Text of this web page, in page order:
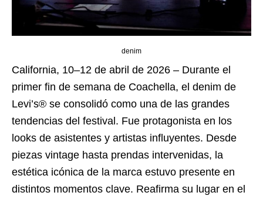
denim
California, 10–12 de abril de 2026 – Durante el
primer fin de semana de Coachella, el denim de
Levi’s® se consolidó como una de las grandes
tendencias del festival. Fue protagonista en los
looks de asistentes y artistas influyentes. Desde
piezas vintage hasta prendas intervenidas, la
estética icónica de la marca estuvo presente en
distintos momentos clave. Reafirma su lugar en el